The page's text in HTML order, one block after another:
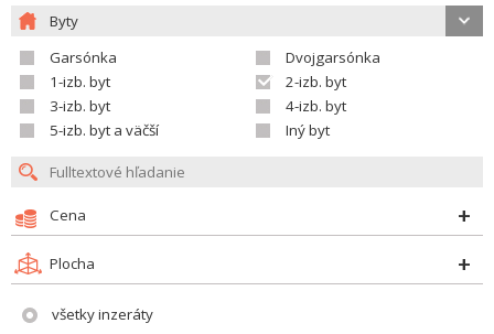
Byty
Garsónka
Dvojgarsónka
1-izb. byt
2-izb. byt
3-izb. byt
4-izb. byt
5-izb. byt a väčší
Iný byt
Cena
Plocha
všetky inzeráty